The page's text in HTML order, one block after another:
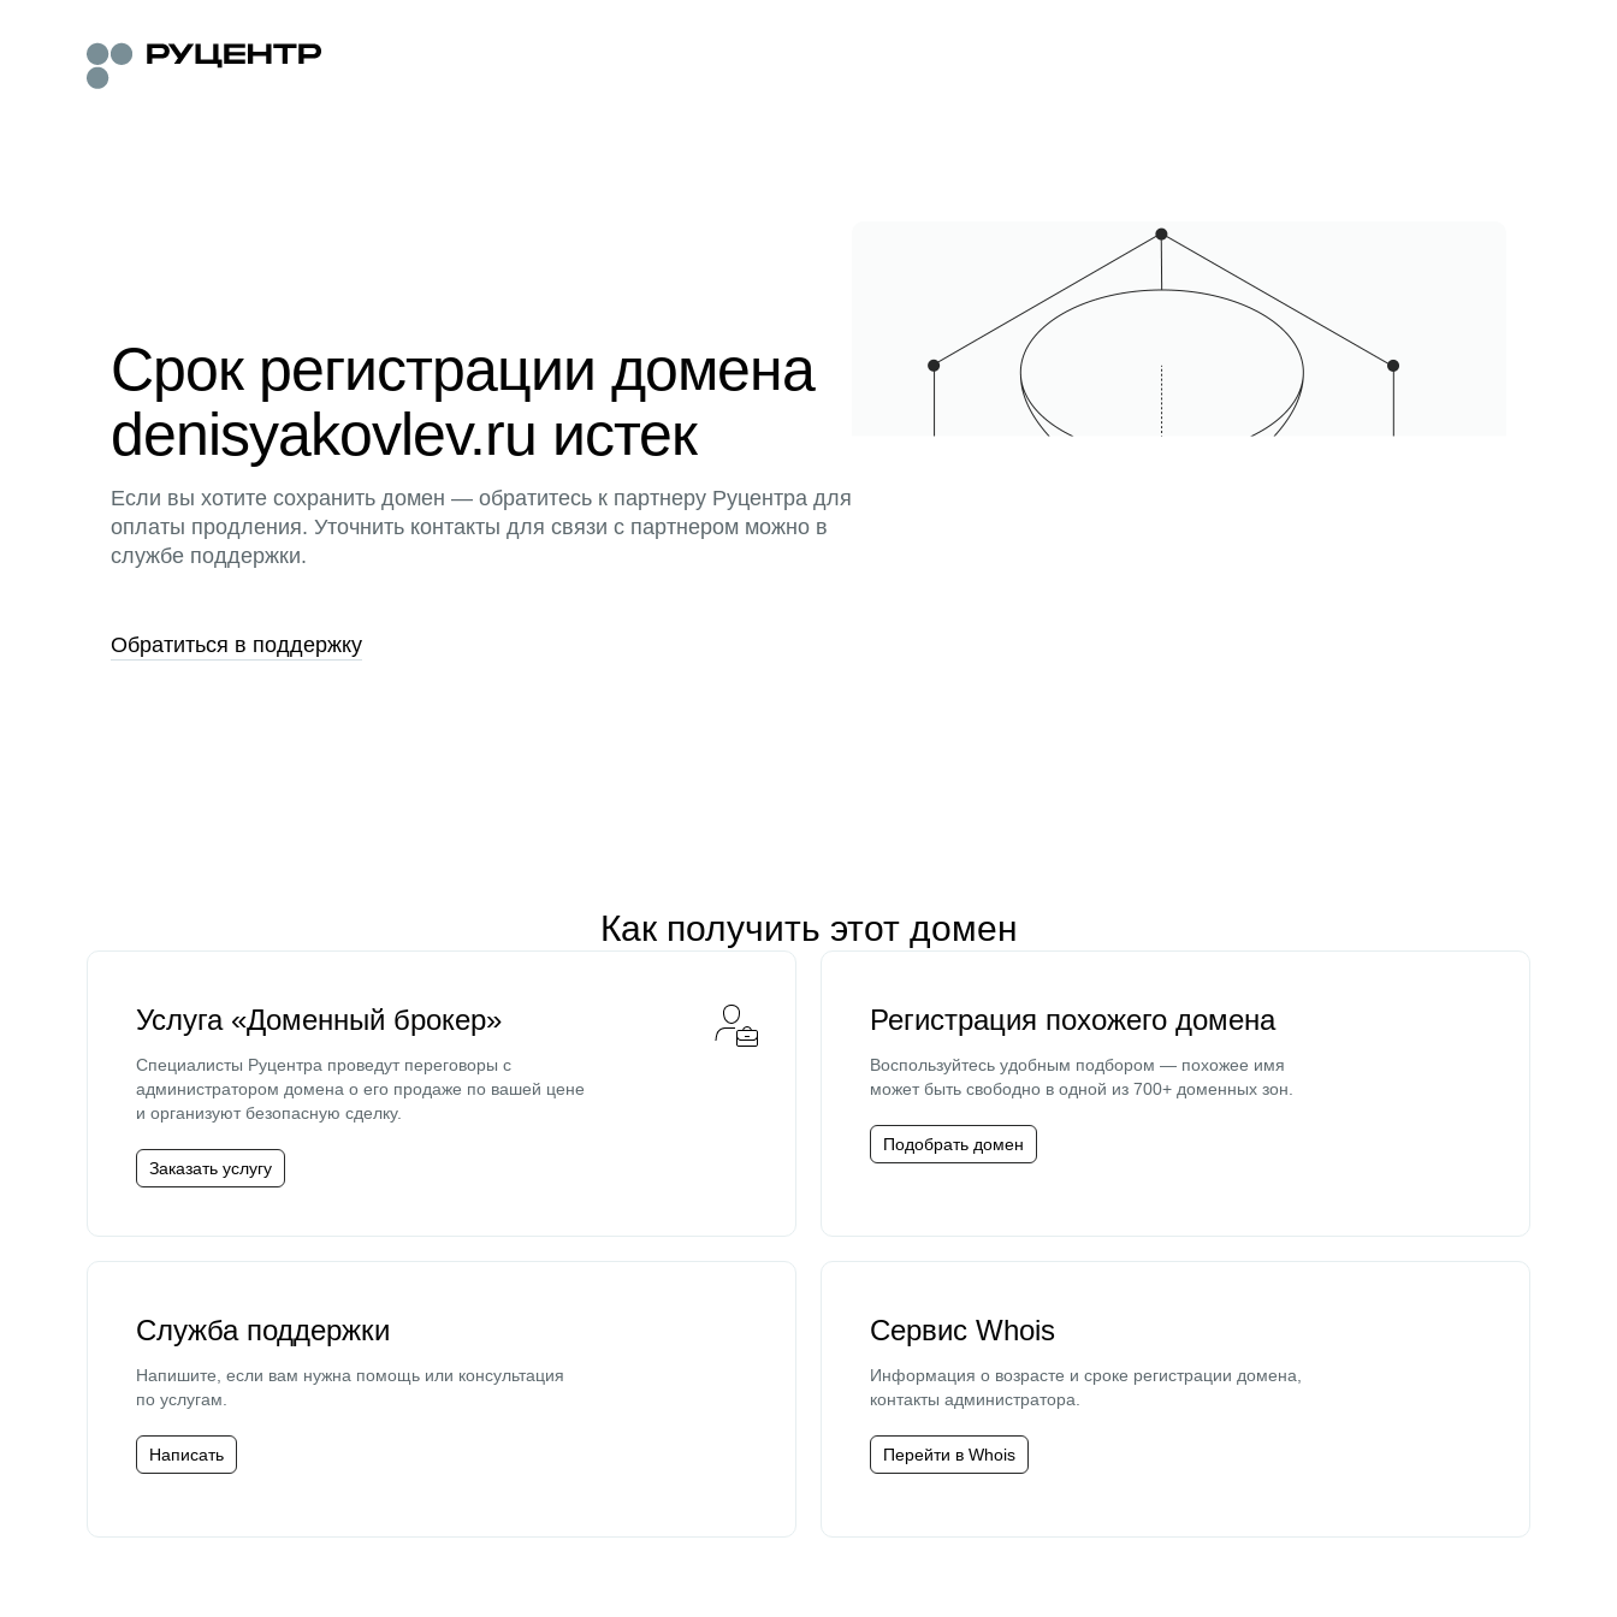
Срок регистрации домена
denisyakovlev.ru истек
Если вы хотите сохранить домен — обратитесь к партнеру Руцентра для
оплаты продления. Уточнить контакты для связи с партнером можно в
службе поддержки.
Обратиться в поддержку
Как получить этот домен
Услуга «Доменный брокер»
Специалисты Руцентра проведут переговоры с
администратором домена о его продаже по вашей цене
и организуют безопасную сделку.
Заказать услугу
Регистрация похожего домена
Воспользуйтесь удобным подбором — похожее имя
может быть свободно в одной из 700+ доменных зон.
Подобрать домен
Служба поддержки
Напишите, если вам нужна помощь или консультация
по услугам.
Написать
Сервис Whois
Информация о возрасте и сроке регистрации домена,
контакты администратора.
Перейти в Whois